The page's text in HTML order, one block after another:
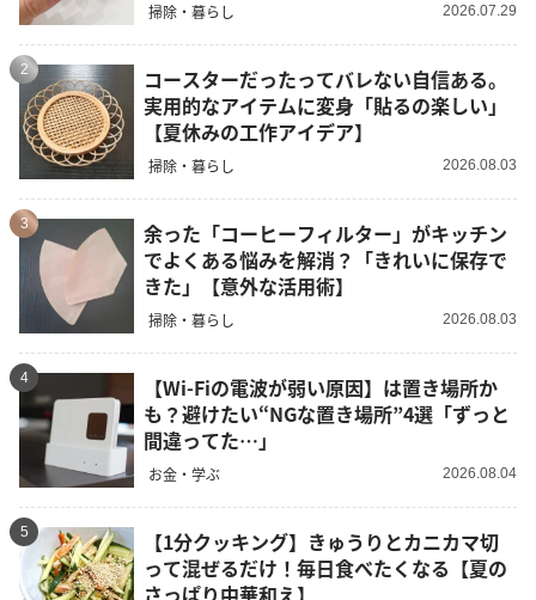
掃除・暮らし 2026.07.29
2
コースターだったってバレない自信ある。
実用的なアイテムに変身「貼るの楽しい」
【夏休みの工作アイデア】
掃除・暮らし 2026.08.03
3
余った「コーヒーフィルター」がキッチン
でよくある悩みを解消？「きれいに保存で
きた」【意外な活用術】
掃除・暮らし 2026.08.03
4
【Wi-Fiの電波が弱い原因】は置き場所か
も？避けたい“NGな置き場所”4選「ずっと
間違ってた…」
お金・学ぶ 2026.08.04
5
【1分クッキング】きゅうりとカニカマ切
って混ぜるだけ！毎日食べたくなる【夏の
さっぱり中華和え】